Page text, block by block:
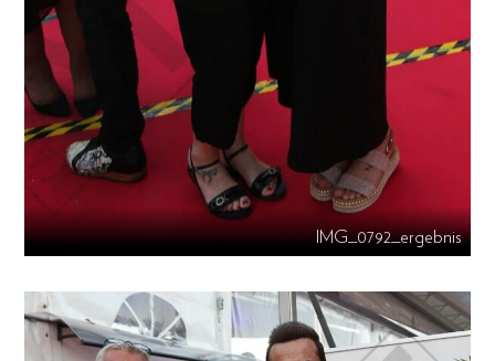
IMG_0792_ergebnis